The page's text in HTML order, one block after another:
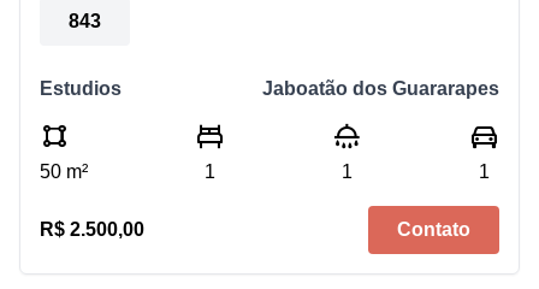
843
Estudios Jaboatão dos Guararapes
50 m² 1 1 1
R$ 2.500,00 Contato